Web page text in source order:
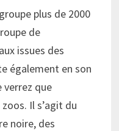
plus de 2000
de
issues des
également en son
verrez que
Il s’agit du
noire, des